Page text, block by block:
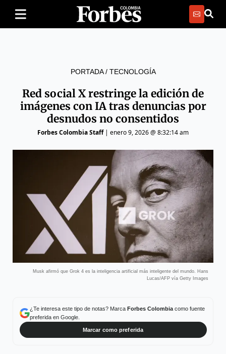
PORTADA/ TECNOLOGÍA
Red social X restringe la edición de
imágenes con IA tras denuncias por
desnudos no consentidos
Forbes Colombia Staff| enero 9, 2026 @ 8:32:14 am
Musk afirmó que Grok 4 es la inteligencia artificial más inteligente del mundo. Hans
Lucas/AFP vía Getty Images
¿Te interesa este tipo de notas? Marca Forbes Colombiacomo fuente
preferida en Google.
Marcar como preferida